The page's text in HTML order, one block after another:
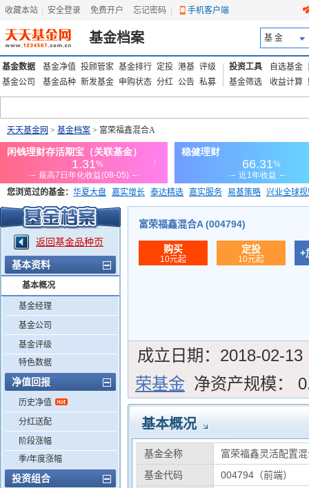
收藏本站 安全登录 免费开户 忘记密码 手机客户端
基金档案 基 金
基金数据 基金净值 投顾管家 基金排行 定投 港基 评级
基金公司
基金品种 新发基金 申购状态 分红 公告 私募
投资工具 自选基金
基金筛选
收益计算
天天基金网 > 基金档案 > 富荣福鑫混合A
您浏览过的基金： 华夏大盘 嘉实增长 泰达精选 嘉实服务 易基策略 兴业全球
添富优势 华安宏利 上证180价值ETF
返回基金品种页
基本资料
基本概况
基金经理
基金公司
基金评级
特色数据
净值回报
历史净值
分红送配
阶段涨幅
季/年度涨幅
投资组合
富荣福鑫混合A (004794)
购买
10元起
定投
10元起
+
成立日期： 2018-02-13
荣基金 净资产规模：
基本概况
基金全称
富荣福鑫灵活配置
基金代码
004794（前端）